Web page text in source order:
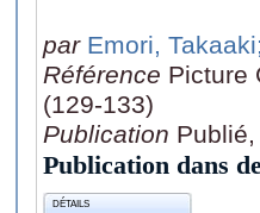
par Emori, Takaaki
Référence Picture
(129-133)
Publication
Publication dans
DÉTAILS